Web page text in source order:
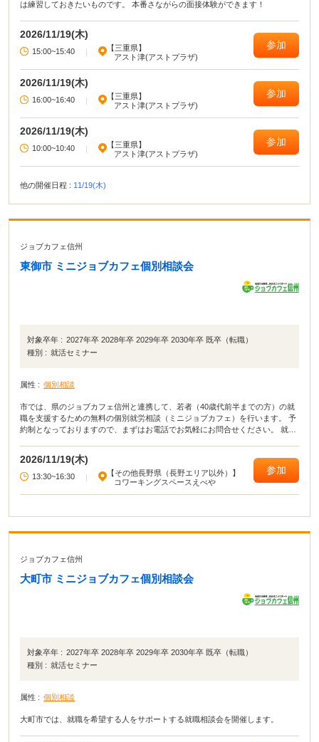
は練習しておきたいものです。 本番さながらの面接体験ができます！
2026/11/19(木)
15:00~15:40
【三重県】
アスト津(アストプラザ)
参加
2026/11/19(木)
16:00~16:40
【三重県】
アスト津(アストプラザ)
参加
2026/11/19(木)
10:00~10:40
【三重県】
アスト津(アストプラザ)
参加
他の開催日程 : 11/19(木)
ジョブカフェ信州
東御市 ミニジョブカフェ個別相談会
対象卒年 : 2027年卒 2028年卒 2029年卒 2030年卒 既卒（転職）
種別 : 就活セミナー
属性 : 個別相談
市では、県のジョブカフェ信州と連携して、若者（40歳代前半までの方）の就
職を支援するための無料の個別就労相談（ミニジョブカフェ）を行います。 予
約制となっておりますので、まずはお電話でお気軽にお問合せください。 就職
削や面接指導なども行います。
2026/11/19(木)
13:30~16:30
【その他長野県（長野エリア以外）】
コワーキングスペースえべや
参加
ジョブカフェ信州
大町市 ミニジョブカフェ個別相談会
対象卒年 : 2027年卒 2028年卒 2029年卒 2030年卒 既卒（転職）
種別 : 就活セミナー
属性 : 個別相談
大町市では、就職を希望する人をサポートする就職相談会を開催します。